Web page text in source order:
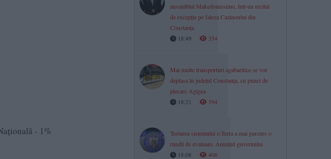
- 1%
ansamblul Makedonissimo, într-un recital
de excepție pe faleza Cazinoului din
Constanța
18:49
354
Mai multe transporturi agabaritice se vor
deplasa în județul Constanța, cu punct de
plecare Agigea
18:21
394
Testarea sistemului e-Terra a mai parcurs o
rundă de evaluare. Anunțul guvernului
18:08
406